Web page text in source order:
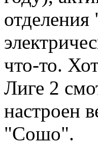
что-то.
Лиге 2
настроен
"Сошо".